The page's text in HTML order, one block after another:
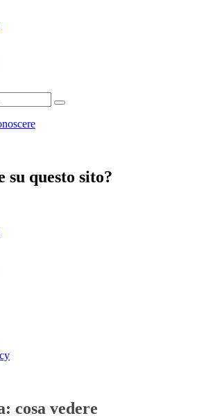
questo sito?
cosa vedere